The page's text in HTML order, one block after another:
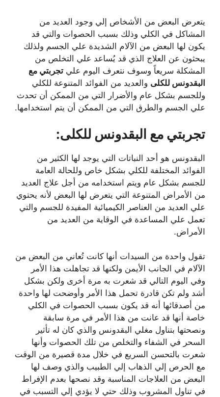
يتعرض البعض من الأشخاص إلي وجود العديد من
المشاكل في الكلي وذلك بسبب الحصوات والتي قد
يكون لها البعض من الآلام الشديدة علي الجسم ولذلك
يبحثون عن العلاج الذي قد يُساعد علي التخلص من
المشكلة سريعاً وسوف نتعرف اليوم علي تجربتي مع
البقدونس للكلى والعديد من الفوائد المتنوعة للكلي
وللجسم بشكل عام والأضرار التي من الممكن أن تحدث
علي الجسم والطرق التي من الممكن أن يتم استخدامها.
تجربتي مع البقدونس للكلى:
البقدونس هو أحد النباتات التي يوجد لها الكثير من
الفوائد المختلفة للكلي بشكل خاص وللحالة العامة
للجسم بشكل عام ويتم استخدامه من أجل علاج العديد
من الأمراض المتنوعة التي يتعرض لها البعض لأنه يحتوي
علي العديد من العناصر الكيميائية المفيدة للجسم والتي
تعمل علي المساعدة في الوقاية من العديد من
الأمراض.
تقول واحدة من السيدات أنها كانت تُعاني من البعض من
الآلام في الجانب الأيمن ولكنها قد تجاهلت هذا الأمر
وفي اليوم التالي قد شعرت به مرة أخرى ولكن بشكل
أشد ولم تكن قادرة تحمل هذا الأمر وأوضحت لها واحدة
من أصدقائها أنه قد يكون بسبب الحصوات في الكلي
خاصة أنها قد عانت من هذا الأمر في مرة سابقة
ونصحتها بتناول مغلي البقدونس والذي كان له تأثير
السحر في الشفاء والتخلص من تلك الحصوات وأنها
شعرت بالتحسن السريع في خلال مدة قصيرة من الوقت
مع الحرص إلي الذهاب إلي الطبيب والذي وصف لها
البعض من العلاجات المناسبة وقد نصحها بعدم الإفراط
في تناول المشروب وذلك حتي لا يؤدي إلي التسبب في